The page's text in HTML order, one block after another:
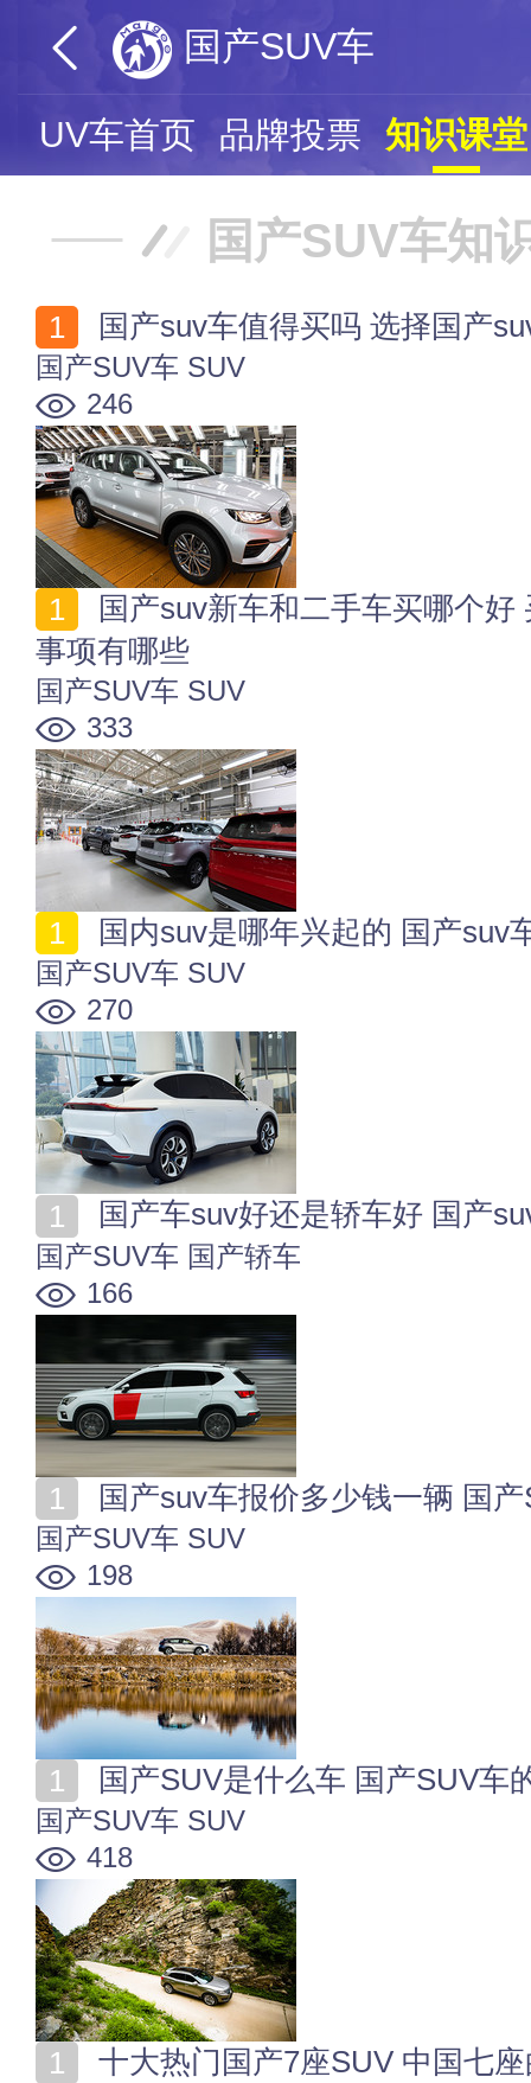
国产SUV车
SUV车首页 品牌投票 知识课堂
国产SUV车知
国产suv车值得买吗 选择国产
国产SUV车 SUV
246
事项有哪些
国产SUV车 SUV
333
国内suv是哪年兴起的 国产suv
国产SUV车 SUV
270
国产车suv好还是轿车好 国产
国产SUV车 国产轿车
166
国产suv车报价多少钱一辆 国
国产SUV车 SUV
198
国产SUV是什么车 国产SUV车
国产SUV车 SUV
418